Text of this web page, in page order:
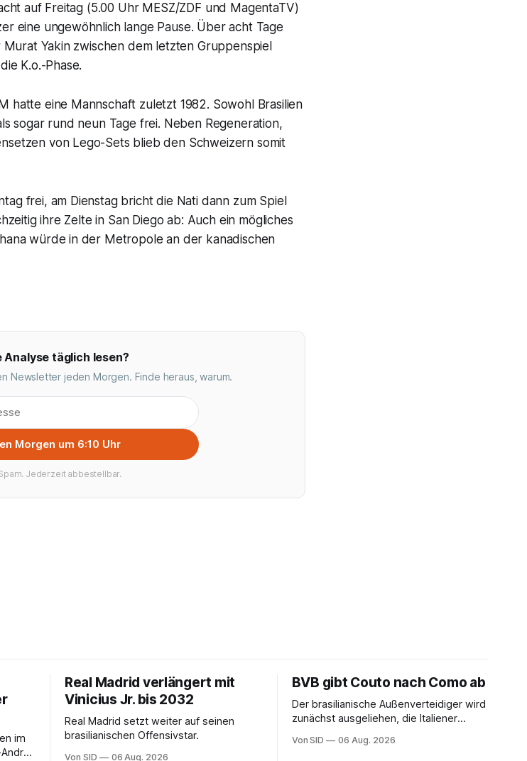
auf Freitag (5.00 Uhr MESZ/ZDF und MagentaTV)
eine ungewöhnlich lange Pause. Über acht Tage
Yakin zwischen dem letzten Gruppenspiel
K.o.-Phase.
hatte eine Mannschaft zuletzt 1982. Sowohl Brasilien
sogar rund neun Tage frei. Neben Regeneration,
von Lego-Sets blieb den Schweizern somit
frei, am Dienstag bricht die Nati dann zum Spiel
ihre Zelte in San Diego ab: Auch ein mögliches
würde in der Metropole an der kanadischen
Analyse täglich lesen?
Newsletter jeden Morgen. Finde heraus, warum.
Morgen um 6:10 Uhr
Jederzeit abbestellbar.
im
Real Madrid verlängert mit
Vinicius Jr. bis 2032
Real Madrid setzt weiter auf seinen
brasilianischen Offensivstar.
Von SID 06 Aug. 2026
BVB gibt Couto nach Como ab
Der brasilianische Außenverteidiger wird
zunächst ausgeliehen, die Italiener
Von SID 06 Aug. 2026